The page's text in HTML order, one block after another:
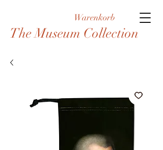
Warenkorb
The Museum Collection